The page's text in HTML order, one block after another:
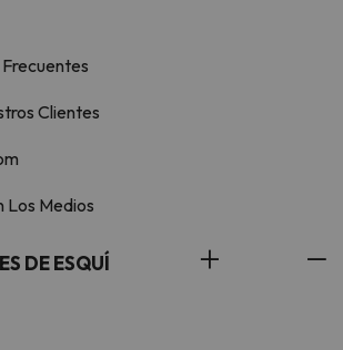
Clientes
Los Medios
DE ESQUÍ